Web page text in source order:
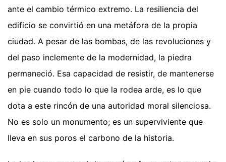
ante el cambio térmico extremo. La resiliencia del
edificio se convirtió en una metáfora de la propia
ciudad. A pesar de las bombas, de las revoluciones y
del paso inclemente de la modernidad, la piedra
permaneció. Esa capacidad de resistir, de mantenerse
en pie cuando todo lo que la rodea arde, es lo que
dota a este rincón de una autoridad moral silenciosa.
No es solo un monumento; es un superviviente que
lleva en sus poros el carbono de la historia.